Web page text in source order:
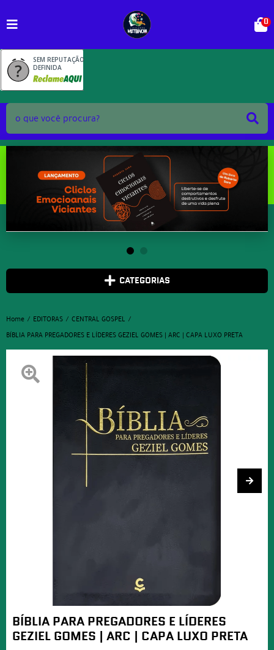
SEM REPUTAÇÃO
DEFINIDA
0
CATEGORIAS
Home EDITORAS
CENTRAL GOSPEL
BÍBLIA PARA PREGADORES E LÍDERES GEZIEL GOMES | ARC | CAPA LUXO PRETA
BÍBLIA PARA PREGADORES E LÍDERES
GEZIEL GOMES | ARC | CAPA LUXO PRETA